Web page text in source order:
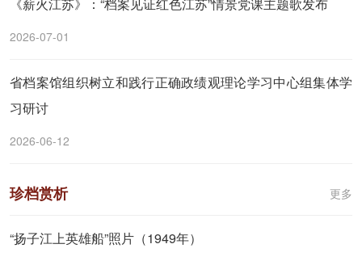
2026-07-01
省档案馆组织树立和践行正确政绩观理论学习中心组集体学
习研讨
2026-06-12
珍档赏析 更多
“扬子江上英雄船”照片（1949年）